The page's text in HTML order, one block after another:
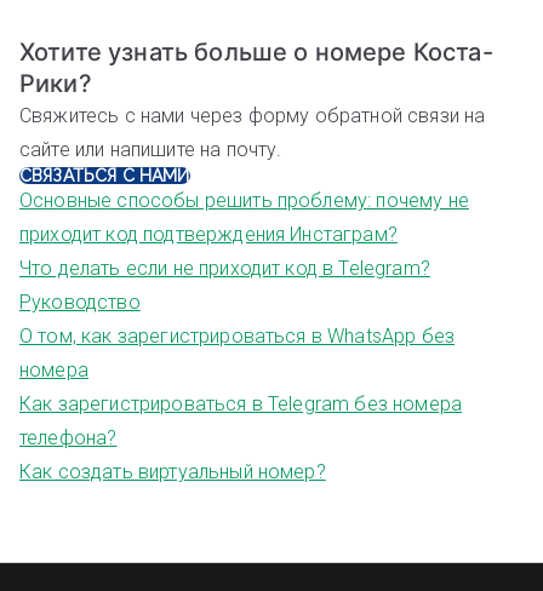
Хотите узнать больше о номере Коста-
Рики?
Свяжитесь с нами через форму обратной связи на
сайте или напишите на почту.
СВЯЗАТЬСЯ С НАМИ
Основные способы решить проблему: почему не
приходит код подтверждения Инстаграм?
Что делать если не приходит код в Telegram?
Руководство
О том, как зарегистрироваться в WhatsApp без
номера
Как зарегистрироваться в Telegram без номера
телефона?
Как создать виртуальный номер?